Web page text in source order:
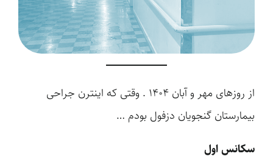
از روزهای مهر و آبان 1404 . وقتی که اینترن جراحی
بیمارستان گنجویان دزفول بودم …
سکانس اول